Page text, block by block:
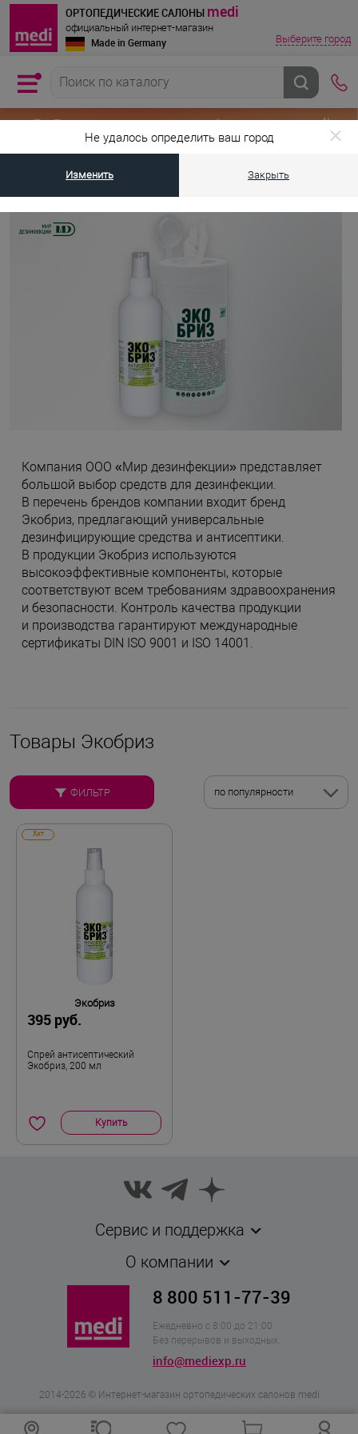
Не удалось определить ваш город
Изменить Закрыть
ОРТОПЕДИЧЕСКИЕ САЛОНЫ medi
официальный интернет-магазин
Made in Germany Выберите город
Главная страница •
Компания ООО «Мир дезинфекции» представляет
большой выбор средств для дезинфекции.
В перечень брендов компании входит бренд
Экобриз, предлагающий универсальные
дезинфицирующие средства и антисептики.
В продукции Экобриз используются
высокоэффективные компоненты, которые
соответствуют всем требованиям здравоохранения
и безопасности. Контроль качества продукции
и производства гарантируют международные
сертификаты DIN ISO 9001 и ISO 14001.
Товары Экобриз
ФИЛЬТР по популярности
Хит
Экобриз
395 руб.
Спрей антисептический
Экобриз, 200 мл
Купить
Сервис и поддержка
О компании
8 800 511-77-39
Ежедневно с 8:00 до 21:00
Без перерывов и выходных.
info@mediexp.ru
2014-2026 © Интернет-магазин ортопедических салонов medi